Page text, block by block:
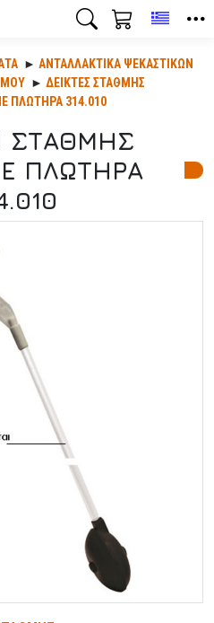
ΑΝΤΑΛΛΑΚΤΙΚΆ ΨΕΚΑΣΤΙΚΏΝ
ΔΕΙΚΤΕΣ ΣΤΑΘΜΗΣ
ΠΛΩΤΗΡΑ 314.010
ΣΤΑΘΜΗΣ
ΠΛΩΤΗΡΑ